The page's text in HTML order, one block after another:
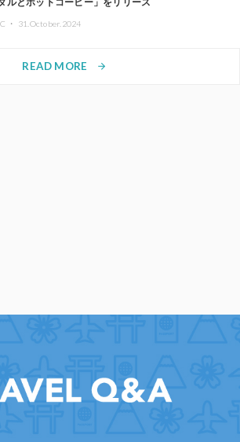
ルとホットコーヒー」をリリース
・ 31.October.2024
READ MORE arrow_forward